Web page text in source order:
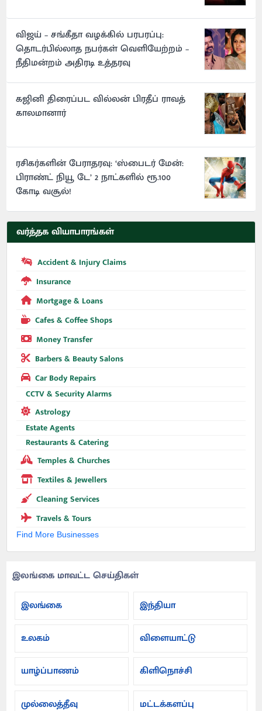
விஜய் – சங்கீதா வழக்கில் பரபரப்பு:
தொடர்பில்லாத நபர்கள் வெளியேற்றம் –
நீதிமன்றம் அதிரடி உத்தரவு
கஜினி திரைப்பட வில்லன் பிரதீப் ராவத்
காலமானார்
ரசிகர்களின் பேராதரவு: ‘ஸ்பைடர் மேன்:
பிராண்ட் நியூ டே’ 2 நாட்களில் ரூ.100
கோடி வசூல்!
வர்த்தக வியாபாரங்கள்
Accident & Injury Claims
Insurance
Mortgage & Loans
Cafes & Coffee Shops
Money Transfer
Barbers & Beauty Salons
Car Body Repairs
CCTV & Security Alarms
Astrology
Estate Agents
Restaurants & Catering
Temples & Churches
Textiles & Jewellers
Cleaning Services
Travels & Tours
Find More Businesses
இலங்கை மாவட்ட செய்திகள்
இலங்கை
இந்தியா
உலகம் விளையாட்டு
யாழ்ப்பாணம் கிளிநொச்சி
முல்லைத்தீவு மட்டக்களப்பு